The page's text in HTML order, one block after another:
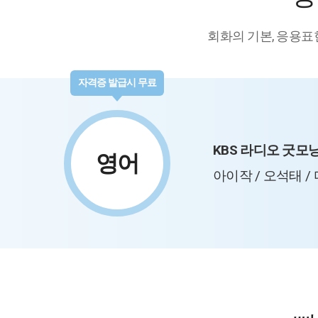
회화의 기본, 응용
영어
자격증 발급시 무료
KBS 라디오 굿모
아이작 / 오석태 /